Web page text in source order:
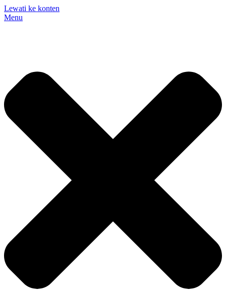
Lewati ke konten
Menu